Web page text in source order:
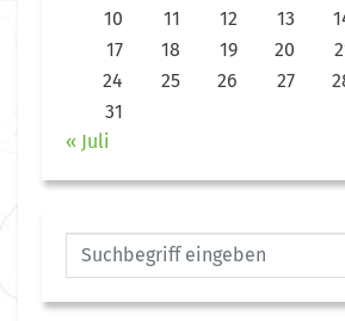
10
11 12 13
17
18 19 20
24
25 26 27
31
« Juli